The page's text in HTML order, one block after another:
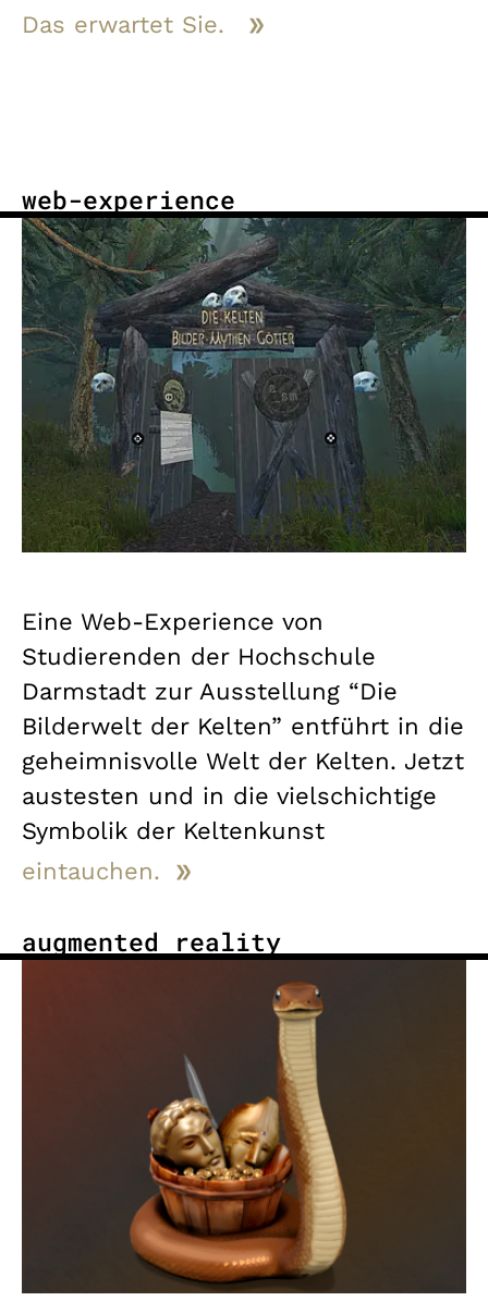
Das erwartet Sie.
web-experience
Eine Web-Experience von
Studierenden der Hochschule
Darmstadt zur Ausstellung “Die
Bilderwelt der Kelten” entführt in die
geheimnisvolle Welt der Kelten. Jetzt
austesten und in die vielschichtige
Symbolik der Keltenkunst
eintauchen.
augmented reality